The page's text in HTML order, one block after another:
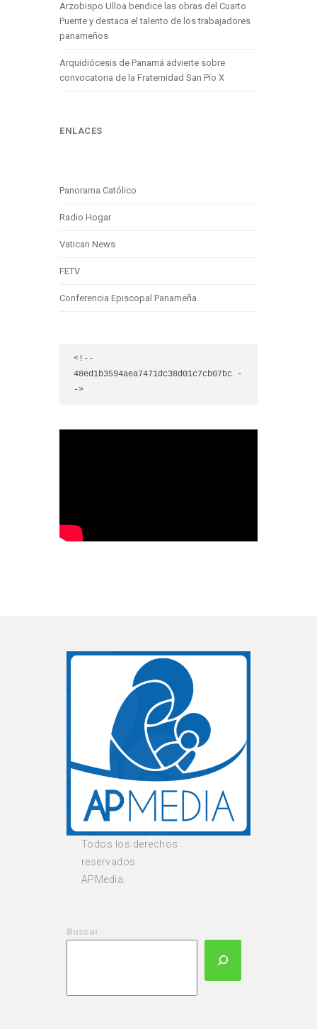
Arzobispo Ulloa bendice las obras del Cuarto
Puente y destaca el talento de los trabajadores
panameños
Arquidiócesis de Panamá advierte sobre
convocatoria de la Fraternidad San Pío X
ENLACES
Panorama Católico
Radio Hogar
Vatican News
FETV
Conferencia Episcopal Panameña
<!--
48ed1b3594aea7471dc38d01c7cb07bc -
->
Todos los derechos
reservados.
APMedia.
Buscar